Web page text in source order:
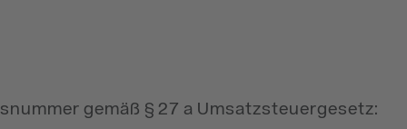
gemäß § 27 a Umsatzsteuergesetz: